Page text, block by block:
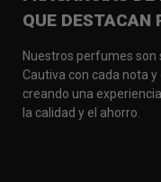
QUE DESTACAN
Nuestros perfumes son
Cautiva con cada nota
creando una
la calidad y el ahorro.